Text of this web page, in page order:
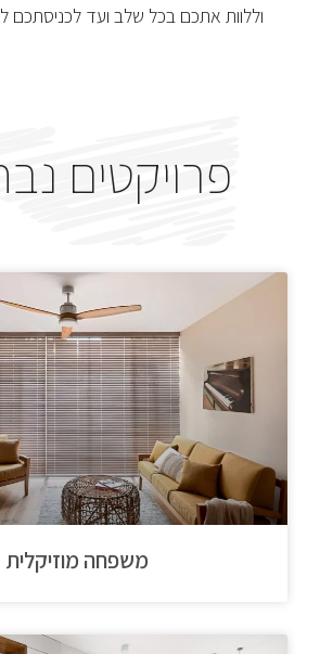
וללוות אתכם בכל שלב ועד לכניסתכם
פרויקטים
משפחה מוזיקלית